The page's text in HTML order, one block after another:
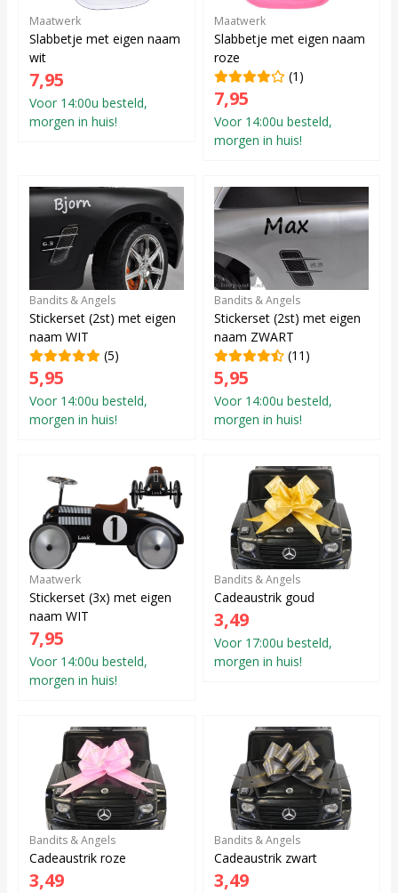
Maatwerk
Slabbetje met eigen naam
wit
7,95
Voor 14:00u besteld,
morgen in huis!
Maatwerk
Slabbetje met eigen naam
roze
(1)
7,95
Voor 14:00u besteld,
morgen in huis!
Bandits & Angels
Stickerset (2st) met eigen
naam WIT
(5)
5,95
Voor 14:00u besteld,
morgen in huis!
Bandits & Angels
Stickerset (2st) met eigen
naam ZWART
(11)
5,95
Voor 14:00u besteld,
morgen in huis!
Maatwerk
Stickerset (3x) met eigen
naam WIT
7,95
Voor 14:00u besteld,
morgen in huis!
Bandits & Angels
Cadeaustrik goud
3,49
Voor 17:00u besteld,
morgen in huis!
Bandits & Angels
Cadeaustrik roze
3,49
Bandits & Angels
Cadeaustrik zwart
3,49